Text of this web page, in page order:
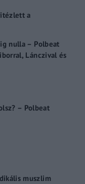
a
nulla – Polbeat
Lánczival és
– Polbeat
muszlim